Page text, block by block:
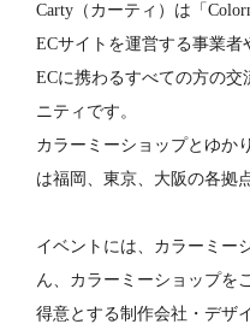
Carty（カーティ）は「
ECサイトを運営する事業者
ECに携わるすべての方の
ニティです。
カラーミーショップとゆか
は福岡、東京、大阪の各拠
イベントには、カラーミー
ん、カラーミーショップを
得意とする制作会社・デザ